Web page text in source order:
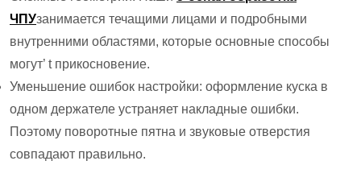
ЧПУзанимается течащими лицами и подробными
внутренними областями, которые основные способы
могут’ t прикосновение.
Уменьшение ошибок настройки: оформление куска в
одном держателе устраняет накладные ошибки.
Поэтому поворотные пятна и звуковые отверстия
совпадают правильно.